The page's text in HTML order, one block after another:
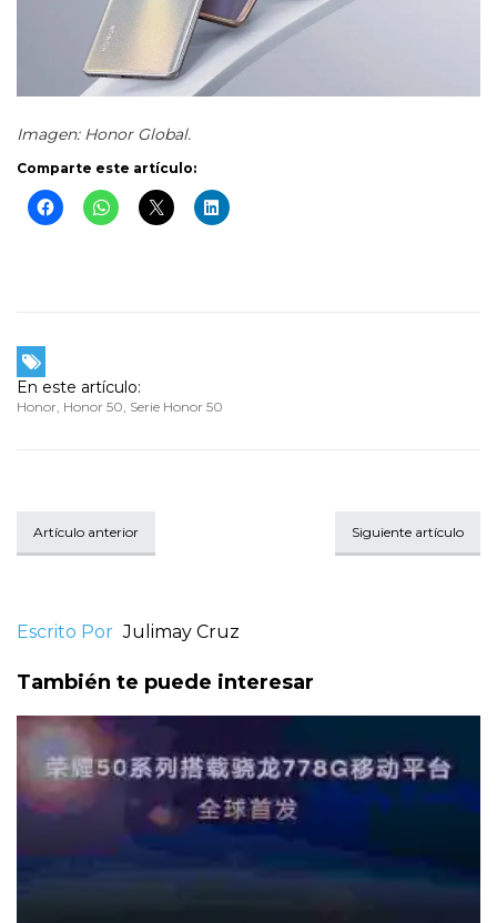
Imagen: Honor Global.
Comparte este artículo:
En este artículo:
Honor, Honor 50, Serie Honor 50
Artículo anterior Siguiente artículo
Escrito Por Julimay Cruz
También te puede interesar